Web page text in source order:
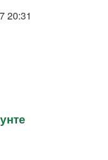
20:31